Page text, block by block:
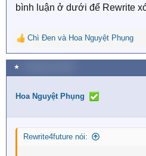
bình luận ở dưới để Rewrite
R
e
a
c
i
n
s
Chì Đen và Hoa Nguyệt Phụng
★
Hoa Nguyệt Phụng
Rewrite4future nói: